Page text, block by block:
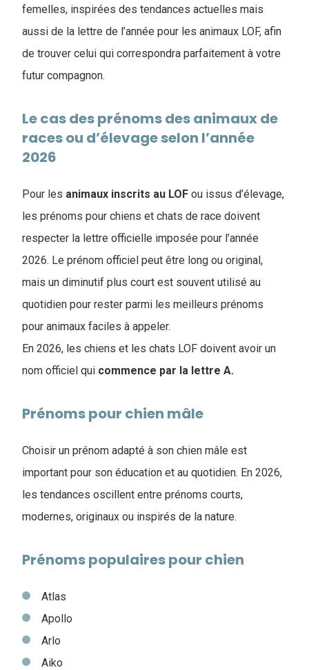
femelles, inspirées des tendances actuelles mais
aussi de la lettre de l’année pour les animaux LOF, afin
de trouver celui qui correspondra parfaitement à votre
futur compagnon.
Le cas des prénoms des animaux de
races ou d’élevage selon l’année
2026
Pour les animaux inscrits au LOF ou issus d’élevage,
les prénoms pour chiens et chats de race doivent
respecter la lettre officielle imposée pour l’année
2026. Le prénom officiel peut être long ou original,
mais un diminutif plus court est souvent utilisé au
quotidien pour rester parmi les meilleurs prénoms
pour animaux faciles à appeler.
En 2026, les chiens et les chats LOF doivent avoir un
nom officiel qui commence par la lettre A.
Prénoms pour chien mâle
Choisir un prénom adapté à son chien mâle est
important pour son éducation et au quotidien. En 2026,
les tendances oscillent entre prénoms courts,
modernes, originaux ou inspirés de la nature.
Prénoms populaires pour chien
Atlas
Apollo
Arlo
Aiko